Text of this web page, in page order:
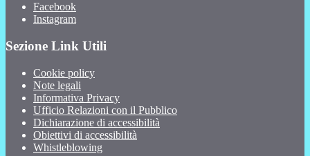
Facebook
Instagram
Sezione Link Utili
Cookie policy
Note legali
Informativa Privacy
Ufficio Relazioni con il Pubblico
Dichiarazione di accessibilità
Obiettivi di accessibilità
Whistleblowing